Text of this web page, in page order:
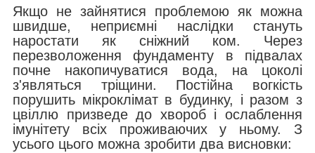
Якщо не зайнятися проблемою як можна
швидше, неприємні наслідки стануть
наростати як сніжний ком. Через
перезволоження фундаменту в підвалах
почне накопичуватися вода, на цоколі
з'являться тріщини. Постійна вогкість
порушить мікроклімат в будинку, і разом з
цвіллю призведе до хвороб і ослаблення
імунітету всіх проживаючих у ньому. З
усього цього можна зробити два висновки: